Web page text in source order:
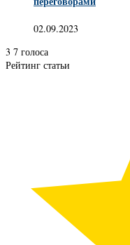
02.09.2023
3 7 голоса
Рейтинг статьи